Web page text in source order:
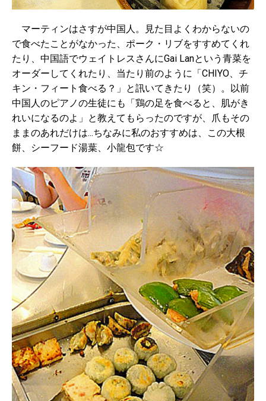
マーティンはさすが中国人。見た目よくわからないの
で食べたことがなかった、ポーク・リブをすすめてくれ
たり、中国語でウェイトレスさんにGai Lanという青菜を
オーダーしてくれたり、当たり前のように「CHIYO、チ
キン・フィート食べる？」と訊いてきたり（笑）。以前
中国人のピアノの生徒にも「鶏の足を食べると、肌がき
れいになるのよ」と教えてもらったのですが、爪もその
ままのあれだけは...ちなみに私のおすすめは、この大根
餅、シーフード湯葉、小龍包です☆